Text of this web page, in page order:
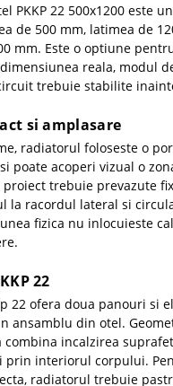
PKKP 22 500x1200 este
de 500 mm, latimea de
mm. Este o optiune
reala, modul
trebuie stabilite
si amplasare
radiatorul foloseste o
poate acoperi vizual o
trebuie prevazute
la racordul lateral si
fizica nu inlocuieste
22
22 ofera doua panouri si
ansamblu din otel.
incalzirea
prin interiorul corpului.
radiatorul trebuie